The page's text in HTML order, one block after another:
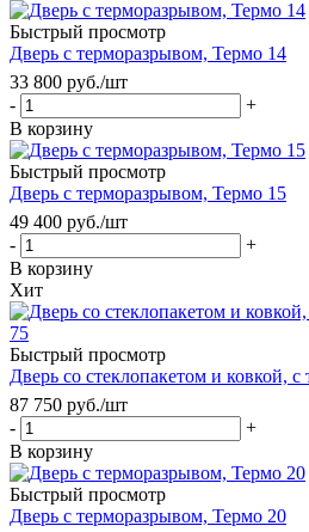
Быстрый просмотр
Дверь с терморазрывом, Термо 14
33 800 руб./шт
-
+
В корзину
Быстрый просмотр
Дверь с терморазрывом, Термо 15
49 400 руб./шт
-
+
В корзину
Хит
Быстрый просмотр
Дверь со стеклопакетом и ковкой,
87 750 руб./шт
-
+
В корзину
Быстрый просмотр
Дверь с терморазрывом, Термо 20